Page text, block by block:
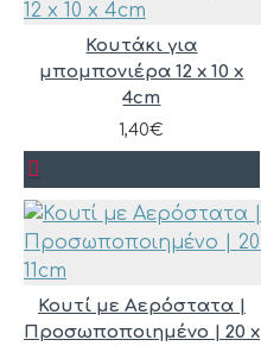
Κουτάκι για
μπομπονιέρα 12 x 10 x
4cm
1,40€
Κουτί με Αερόστατα |
Προσωποποιημένο | 20 x